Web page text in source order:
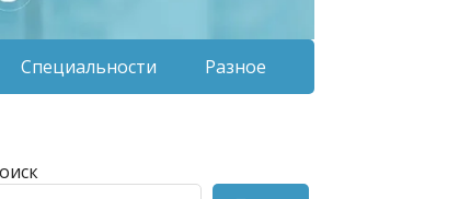
Специальности Разное